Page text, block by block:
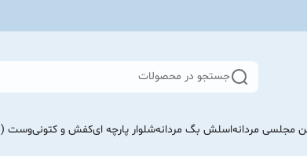
جستجو در محصولات
مجلسی مردانهاسلش بگ مردانهشلوار پارچه ایکفش و کتونیوست ( west ) مردانه